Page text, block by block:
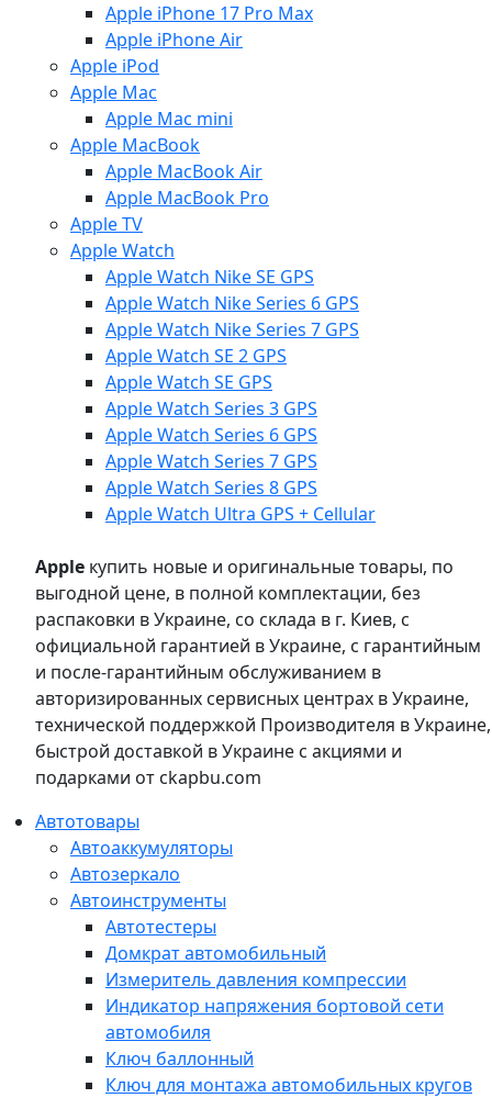
Apple iPhone 17 Pro Max
Apple iPhone Air
Apple iPod
Apple Mac
Apple Mac mini
Apple MacBook
Apple MacBook Air
Apple MacBook Pro
Apple TV
Apple Watch
Apple Watch Nike SE GPS
Apple Watch Nike Series 6 GPS
Apple Watch Nike Series 7 GPS
Apple Watch SE 2 GPS
Apple Watch SE GPS
Apple Watch Series 3 GPS
Apple Watch Series 6 GPS
Apple Watch Series 7 GPS
Apple Watch Series 8 GPS
Apple Watch Ultra GPS + Cellular
Apple купить новые и оригинальные товары, по
выгодной цене, в полной комплектации, без
распаковки в Украине, со склада в г. Киев, с
официальной гарантией в Украине, с гарантийным
и после-гарантийным обслуживанием в
авторизированных сервисных центрах в Украине,
технической поддержкой Производителя в Украине,
быстрой доставкой в Украине с акциями и
подарками от ckapbu.com
Автотовары
Автоаккумуляторы
Автозеркало
Автоинструменты
Автотестеры
Домкрат автомобильный
Измеритель давления компрессии
Индикатор напряжения бортовой сети
автомобиля
Ключ баллонный
Ключ для монтажа автомобильных кругов